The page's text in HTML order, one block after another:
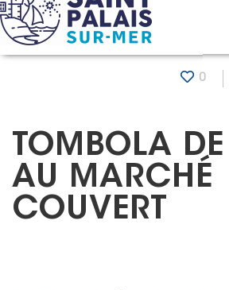
Panneau de gestion des cookies
Accueil Actualités
0
TOMBOLA
AU MARCHÉ
COUVERT